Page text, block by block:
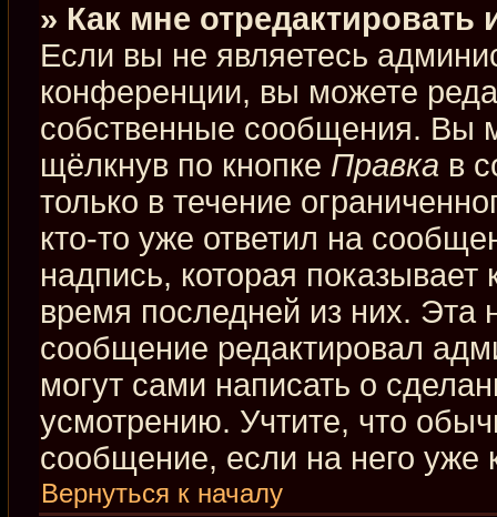
» Как мне
Если вы не являетесь
конференции, вы можете
собственные сообщения. Вы
щёлкнув по кнопке Правка в
только в течение
кто-то уже ответил на
надпись, которая показывает
время последней из них. Эта
сообщение редактировал
могут сами написать о
усмотрению. Учтите, что
сообщение, если на него уже
Вернуться к началу